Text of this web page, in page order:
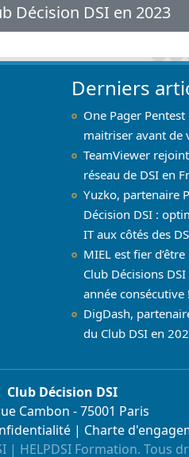
Décision DSI en 2023
Derniers
One Pager
maitriser avant de
TeamViewer
réseau de DSI en
Yuzko, partenaire
Décision DSI :
IT aux côtés des
MIEL est fier
Club Décisions
année consécutive !
DigDash,
du Club DSI en
Club Décision DSI
Cambon - 75001 Paris
| Charte
| HELPDSI Formation. Tous